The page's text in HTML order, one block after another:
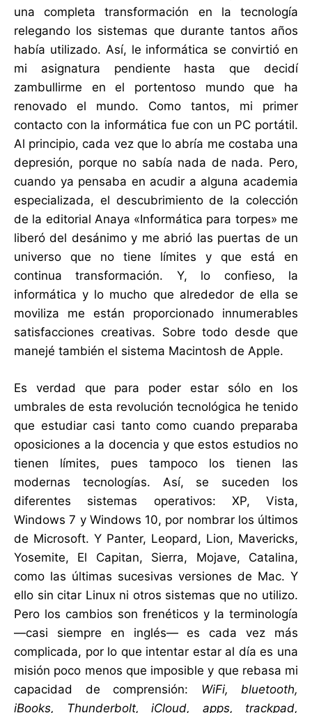
una completa transformación en la tecnología
relegando los sistemas que durante tantos años
había utilizado. Así, le informática se convirtió en
mi asignatura pendiente hasta que decidí
zambullirme en el portentoso mundo que ha
renovado el mundo. Como tantos, mi primer
contacto con la informática fue con un PC portátil.
Al principio, cada vez que lo abría me costaba una
depresión, porque no sabía nada de nada. Pero,
cuando ya pensaba en acudir a alguna academia
especializada, el descubrimiento de la colección
de la editorial Anaya «Informática para torpes» me
liberó del desánimo y me abrió las puertas de un
universo que no tiene límites y que está en
continua transformación. Y, lo confieso, la
informática y lo mucho que alrededor de ella se
moviliza me están proporcionado innumerables
satisfacciones creativas. Sobre todo desde que
manejé también el sistema Macintosh de Apple.
Es verdad que para poder estar sólo en los
umbrales de esta revolución tecnológica he tenido
que estudiar casi tanto como cuando preparaba
oposiciones a la docencia y que estos estudios no
tienen límites, pues tampoco los tienen las
modernas tecnologías. Así, se suceden los
diferentes sistemas operativos: XP, Vista,
Windows 7 y Windows 10, por nombrar los últimos
de Microsoft. Y Panter, Leopard, Lion, Mavericks,
Yosemite, El Capitan, Sierra, Mojave, Catalina,
como las últimas sucesivas versiones de Mac. Y
ello sin citar Linux ni otros sistemas que no utilizo.
Pero los cambios son frenéticos y la terminología
―casi siempre en inglés― es cada vez más
complicada, por lo que intentar estar al día es una
misión poco menos que imposible y que rebasa mi
capacidad de comprensión: WiFi, bluetooth,
iBooks, Thunderbolt, iCloud, apps, trackpad,